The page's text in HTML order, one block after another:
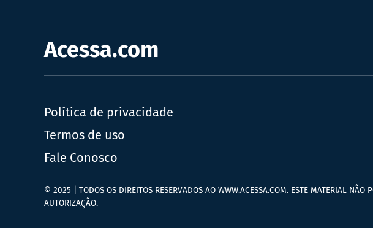
Acessa.com
Política de privacidade
Termos de uso
Fale Conosco
© 2025 | TODOS OS DIREITOS RESERVADOS AO WWW.ACESSA.COM. ESTE MATERIAL
AUTORIZAÇÃO.